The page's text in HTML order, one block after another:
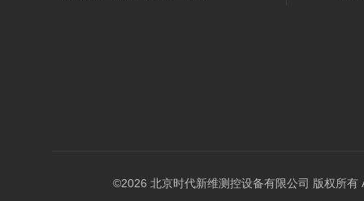
©2026 北京时代新维测控设备有限公司 版权所有